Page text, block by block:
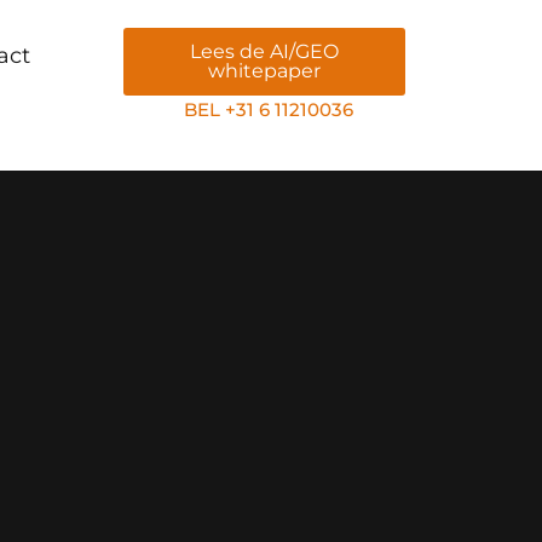
Lees de AI/GEO
whitepaper
BEL +31 6 11210036